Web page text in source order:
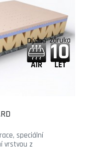
speciální
vrstvou z